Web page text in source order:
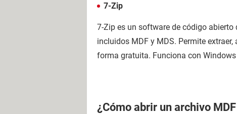
7-Zip
7-Zip es un software de código
incluidos MDF y MDS. Permite
forma gratuita. Funciona con
¿Cómo abrir un archivo